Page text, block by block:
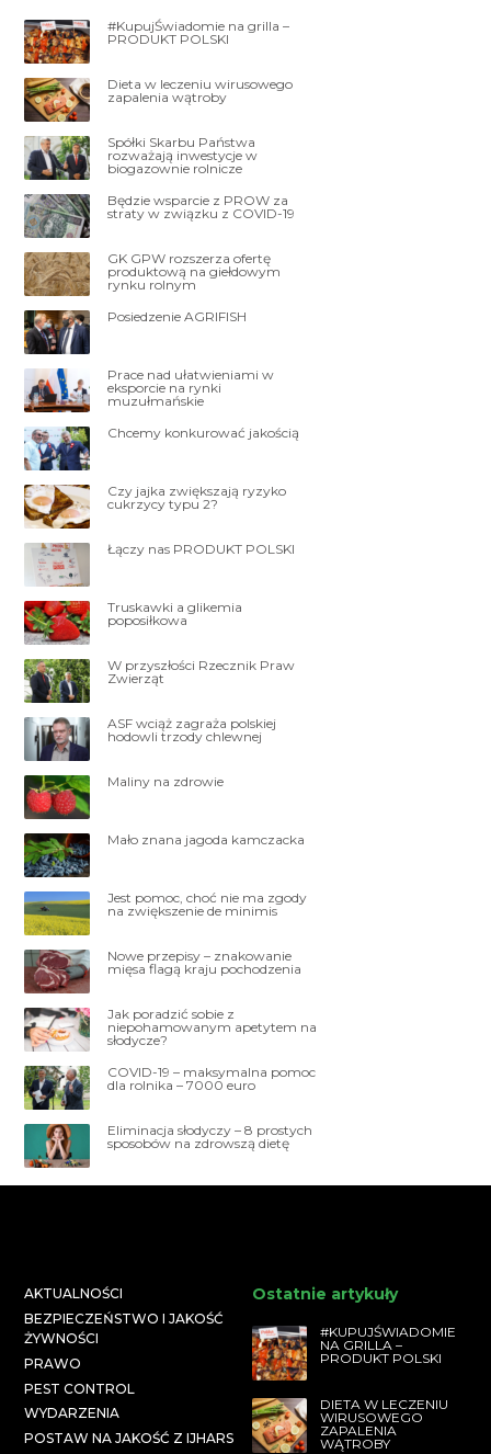
#KupujŚwiadomie na grilla –
PRODUKT POLSKI
Dieta w leczeniu wirusowego
zapalenia wątroby
Spółki Skarbu Państwa
rozważają inwestycje w
biogazownie rolnicze
Będzie wsparcie z PROW za
straty w związku z COVID-19
GK GPW rozszerza ofertę
produktową na giełdowym
rynku rolnym
Posiedzenie AGRIFISH
Prace nad ułatwieniami w
eksporcie na rynki
muzułmańskie
Chcemy konkurować jakością
Czy jajka zwiększają ryzyko
cukrzycy typu 2?
Łączy nas PRODUKT POLSKI
Truskawki a glikemia
poposiłkowa
W przyszłości Rzecznik Praw
Zwierząt
ASF wciąż zagraża polskiej
hodowli trzody chlewnej
Maliny na zdrowie
Mało znana jagoda kamczacka
Jest pomoc, choć nie ma zgody
na zwiększenie de minimis
Nowe przepisy – znakowanie
mięsa flagą kraju pochodzenia
Jak poradzić sobie z
niepohamowanym apetytem na
słodycze?
COVID-19 – maksymalna pomoc
dla rolnika – 7000 euro
Eliminacja słodyczy – 8 prostych
sposobów na zdrowszą dietę
AKTUALNOŚCI
BEZPIECZEŃSTWO I JAKOŚĆ
ŻYWNOŚCI
PRAWO
PEST CONTROL
WYDARZENIA
POSTAW NA JAKOŚĆ Z IJHARS
Ostatnie artykuły
#KUPUJŚWIADOMIE
NA GRILLA –
PRODUKT POLSKI
DIETA W LECZENIU
WIRUSOWEGO
ZAPALENIA
WĄTROBY